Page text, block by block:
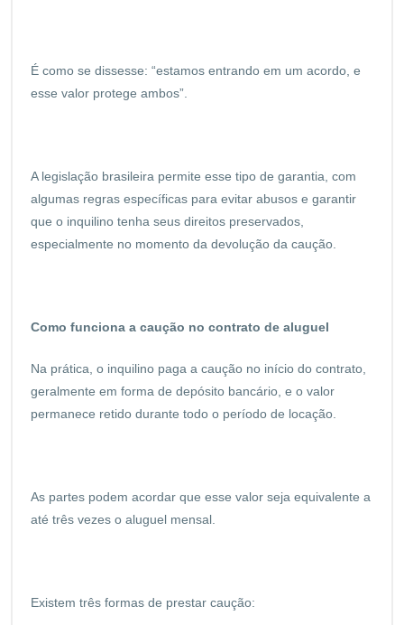
É como se dissesse: “estamos entrando em um acordo, e
esse valor protege ambos”.
A legislação brasileira permite esse tipo de garantia, com
algumas regras específicas para evitar abusos e garantir
que o inquilino tenha seus direitos preservados,
especialmente no momento da devolução da caução.
Como funciona a caução no contrato de aluguel
Na prática, o inquilino paga a caução no início do contrato,
geralmente em forma de depósito bancário, e o valor
permanece retido durante todo o período de locação.
As partes podem acordar que esse valor seja equivalente a
até três vezes o aluguel mensal.
Existem três formas de prestar caução: